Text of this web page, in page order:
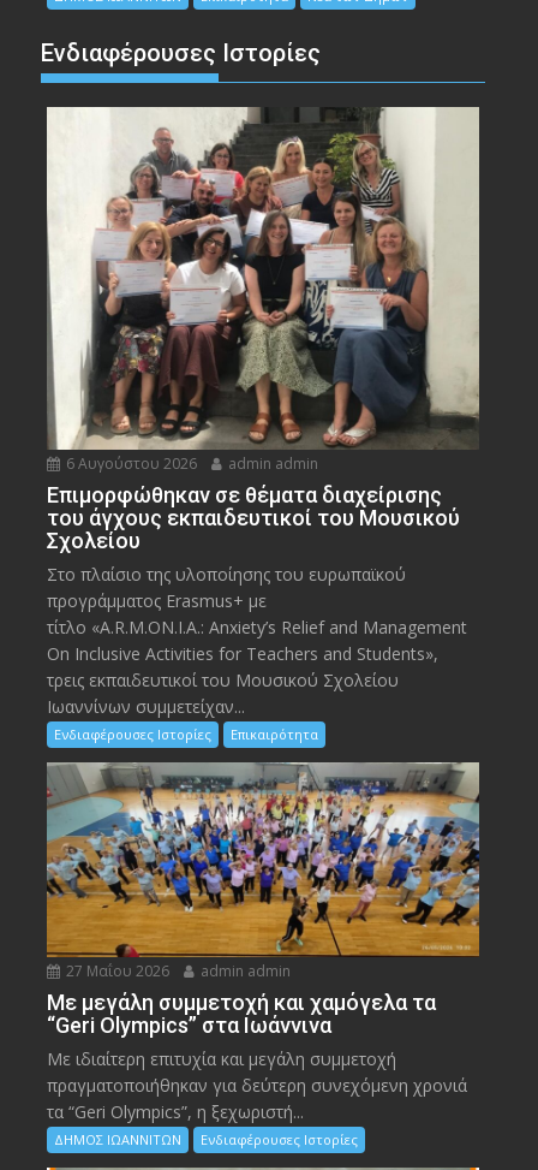
Ενδιαφέρουσες Ιστορίες
6 Αυγούστου 2026 admin admin
Eπιμορφώθηκαν σε θέματα διαχείρισης
του άγχους εκπαιδευτικοί του Μουσικού
Σχολείου
Στο πλαίσιο της υλοποίησης του ευρωπαϊκού
προγράμματος Erasmus+ με
τίτλο «A.R.M.ON.I.A.: Anxiety’s Relief and Management
On Inclusive Activities for Teachers and Students»,
τρεις εκπαιδευτικοί του Μουσικού Σχολείου
Ιωαννίνων συμμετείχαν...
Ενδιαφέρουσες Ιστορίες Επικαιρότητα
27 Μαΐου 2026 admin admin
Με μεγάλη συμμετοχή και χαμόγελα τα
“Geri Olympics” στα Ιωάννινα
Με ιδιαίτερη επιτυχία και μεγάλη συμμετοχή
πραγματοποιήθηκαν για δεύτερη συνεχόμενη χρονιά
τα “Geri Olympics”, η ξεχωριστή...
ΔΗΜΟΣ ΙΩΑΝΝΙΤΩΝ Ενδιαφέρουσες Ιστορίες